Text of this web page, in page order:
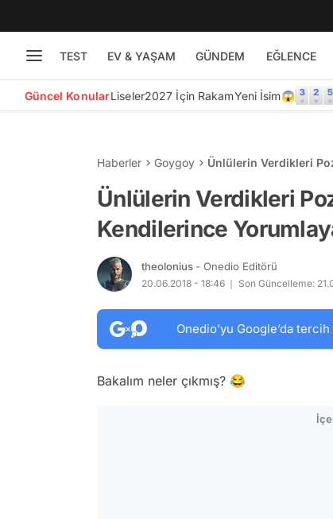
TEST EV & YAŞAM GÜNDEM EĞLENCE
Güncel KonularLiseler2027 İçin RakamYeni İsim😱
Haberler Goygoy
Ünlülerin Verdikleri
Ünlülerin Verdikleri
Kendilerince
theolonius - Onedio Editörü
20.06.2018 - 18:46 Son Güncelleme:
Onedio’yu Google’da
Bakalım neler çıkmış? 😂